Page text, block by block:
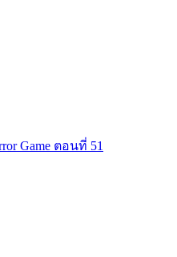
Game ตอนที่ 51